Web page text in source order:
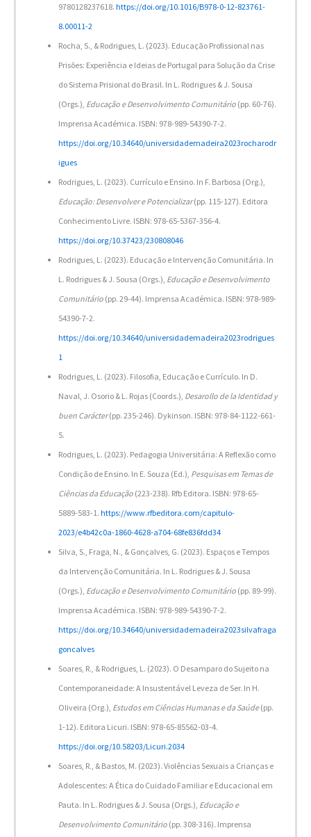
9780128237618. https://doi.org/10.1016/B978-0-12-823761-
8.00011-2
Rocha, S., & Rodrigues, L. (2023). Educação Profissional nas
Prisões: Experiência e Ideias de Portugal para Solução da Crise
do Sistema Prisional do Brasil. In L. Rodrigues & J. Sousa
(Orgs.), Educação e Desenvolvimento Comunitário (pp. 60-76).
Imprensa Académica. ISBN: 978-989-54390-7-2.
https://doi.org/10.34640/universidademadeira2023rocharodr
igues
Rodrigues, L. (2023). Currículo e Ensino. In F. Barbosa (Org.),
Educação: Desenvolver e Potencializar(pp. 115-127). Editora
Conhecimento Livre. ISBN: 978-65-5367-356-4.
https://doi.org/10.37423/230808046
Rodrigues, L. (2023). Educação e Intervenção Comunitária. In
L. Rodrigues & J. Sousa (Orgs.), Educação e Desenvolvimento
Comunitário (pp. 29-44). Imprensa Académica. ISBN: 978-989-
54390-7-2.
https://doi.org/10.34640/universidademadeira2023rodrigues
1
Rodrigues, L. (2023). Filosofia, Educação e Currículo. In D.
Naval, J. Osorio & L. Rojas (Coords.), Desarollo de la Identidad y
buen Carácter(pp. 235-246). Dykinson. ISBN: 978-84-1122-661-
5.
Rodrigues, L. (2023). Pedagogia Universitária: A Reflexão como
Condição de Ensino. In E. Souza (Ed.), Pesquisas em Temas de
Ciências da Educação (223-238). Rfb Editora. ISBN: 978-65-
5889-583-1. https://www.rfbeditora.com/capitulo-
2023/e4b42c0a-1860-4628-a704-68fe836fdd34
Silva, S., Fraga, N., & Gonçalves, G. (2023). Espaços e Tempos
da Intervenção Comunitária. In L. Rodrigues & J. Sousa
(Orgs.), Educação e Desenvolvimento Comunitário (pp. 89-99).
Imprensa Académica. ISBN: 978-989-54390-7-2.
https://doi.org/10.34640/universidademadeira2023silvafraga
goncalves
Soares, R., & Rodrigues, L. (2023). O Desamparo do Sujeito na
Contemporaneidade: A Insustentável Leveza de Ser. In H.
Oliveira (Org.), Estudos em Ciências Humanas e da Saúde(pp.
1-12). Editora Licuri. ISBN: 978-65-85562-03-4.
https://doi.org/10.58203/Licuri.2034
Soares, R., & Bastos, M. (2023). Violências Sexuais a Crianças e
Adolescentes: A Ética do Cuidado Familiar e Educacional em
Pauta. In L. Rodrigues & J. Sousa (Orgs.), Educação e
Desenvolvimento Comunitário (pp. 308-316). Imprensa